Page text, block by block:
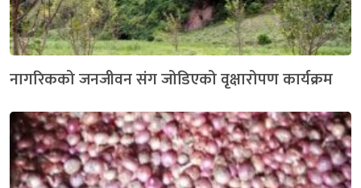
नागरिकको जनजीवन संग जोडिएको वृक्षारोपण कार्यक्रम